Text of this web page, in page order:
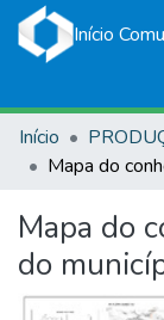
Início
Início
Mapa do
do